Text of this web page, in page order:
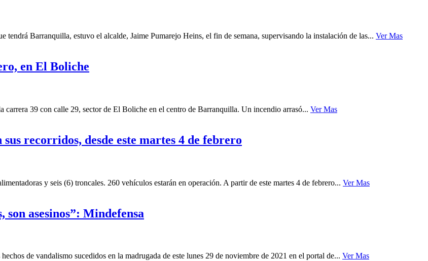
Barranquilla, estuvo el alcalde, Jaime Pumarejo Heins, el fin de semana, supervisando la instalación de las... Ver Mas
en El Boliche
39 con calle 29, sector de El Boliche en el centro de Barranquilla. Un incendio arrasó... Ver Mas
recorridos, desde este martes 4 de febrero
y seis (6) troncales. 260 vehículos estarán en operación. A partir de este martes 4 de febrero... Ver Mas
asesinos”: Mindefensa
de vandalismo sucedidos en la madrugada de este lunes 29 de noviembre de 2021 en el portal de... Ver Mas